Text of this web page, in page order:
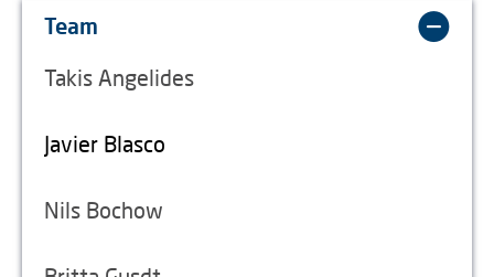
Team
Takis Angelides
Javier Blasco
Nils Bochow